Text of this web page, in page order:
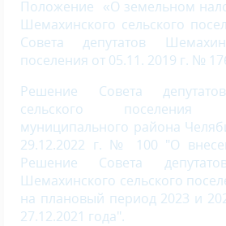
Положение «О земельном
Шемахинского сельского
Совета депутатов
поселения от 05.11. 2019 г. №
Решение Совета
сельского поселения
муниципального района
29.12.2022 г. № 100 "О
Решение Совета
Шемахинского сельского
на плановый период 2023 и
27.12.2021 года".